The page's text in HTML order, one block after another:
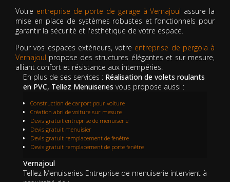
Votre entreprise de porte de garage à Vernajoul assure la
mise en place de systèmes robustes et fonctionnels pour
garantir la sécurité et l'esthétique de votre espace.
Pour vos espaces extérieurs, votre entreprise de pergola à
Vernajoul propose des structures élégantes et sur mesure,
alliant confort et résistance aux intempéries.
En plus de ses services : Réalisation de volets roulants
en PVC, Tellez Menuiseries vous propose aussi :
Construction de carport pour voiture
Création abri de voiture sur mesure
Devis gratuit entreprise de menuiserie
Devis gratuit menuisier
Devis gratuit remplacement de fenêtre
Devis gratuit remplacement de porte fenêtre
Vernajoul
Tellez Menuiseries Entreprise de menuiserie intervient à